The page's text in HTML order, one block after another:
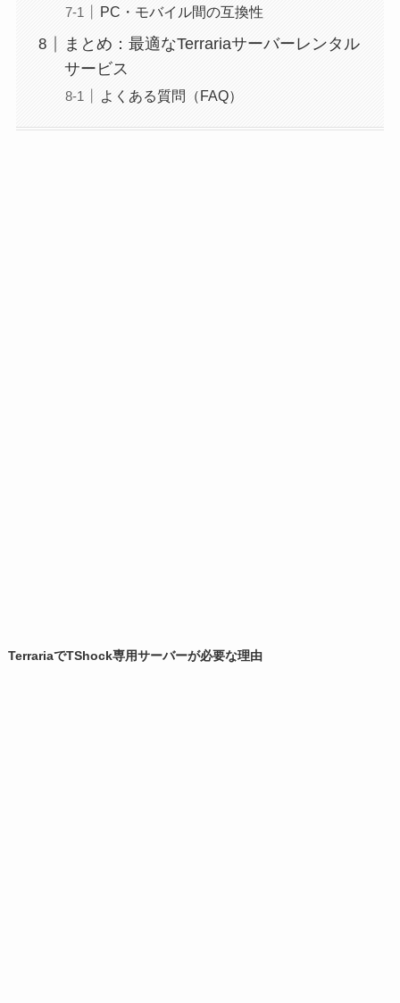
PC・モバイル間の互換性
まとめ：最適なTerrariaサーバーレンタル
サービス
よくある質問（FAQ）
TerrariaでTShock専用サーバーが必要な理由